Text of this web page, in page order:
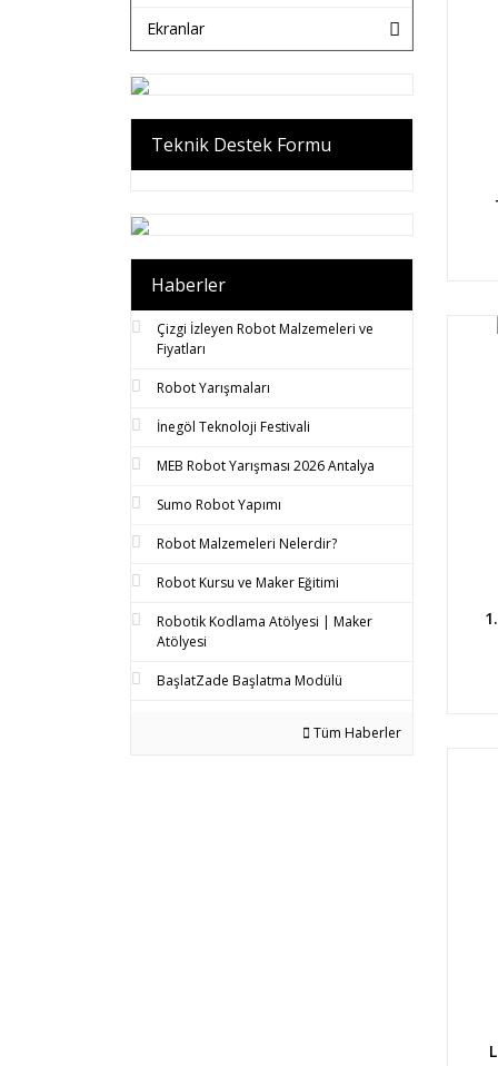
Ekranlar
Teknik Destek Formu
Haberler
Çizgi İzleyen Robot Malzemeleri ve
Fiyatları
Robot Yarışmaları
İnegöl Teknoloji Festivali
MEB Robot Yarışması 2026 Antalya
Sumo Robot Yapımı
Robot Malzemeleri Nelerdir?
Robot Kursu ve Maker Eğitimi
Robotik Kodlama Atölyesi | Maker
Atölyesi
BaşlatZade Başlatma Modülü
Tüm Haberler